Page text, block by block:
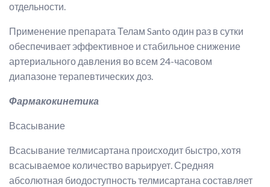
отдельности.
Применение препарата Телам Santo один раз в сутки
обеспечивает эффективное и стабильное снижение
артериального давления во всем 24-часовом
диапазоне терапевтических доз.
Фармакокинетика
Всасывание
Всасывание телмисартана происходит быстро, хотя
всасываемое количество варьирует. Средняя
абсолютная биодоступность телмисартана составляет